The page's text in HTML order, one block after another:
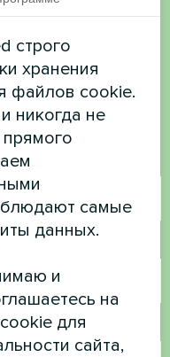
у вас
поможем вам
строго
хранения
файлов cookie.
никогда не
самые
данных.
и
на
для
сайта,